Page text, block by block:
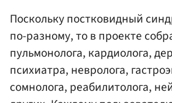
Поскольку постковидный
по-разному, то в проекте
пульмонолога, кардиолога,
психиатра, невролога,
сомнолога, реабилитолога,